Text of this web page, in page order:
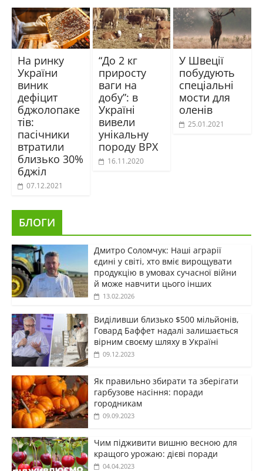
На ринку
України
виник
дефіцит
бджолопаке
тів:
пасічники
втратили
близько 30%
бджіл
07.12.2021
“До 2 кг
приросту
ваги на
добу”: в
Україні
вивели
унікальну
породу ВРХ
16.11.2020
У Швеції
побудують
спеціальні
мости для
оленів
25.01.2021
БЛОГИ
Дмитро Соломчук: Наші аграрії
єдині у світі, хто вміє вирощувати
продукцію в умовах сучасної війни
й може навчити цього інших
13.02.2026
Виділивши близько $500 мільйонів,
Говард Баффет надалі залишається
вірним своєму шляху в Україні
09.12.2023
Як правильно збирати та зберігати
гарбузове насіння: поради
городникам
09.09.2023
Чим підживити вишню весною для
кращого урожаю: дієві поради
04.04.2023